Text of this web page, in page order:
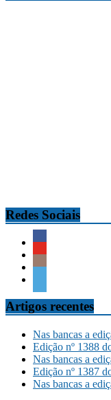
Redes Sociais
Artigos recentes
Nas bancas a
Edição nº 1388
Nas bancas a
Edição nº 1387
Nas bancas a